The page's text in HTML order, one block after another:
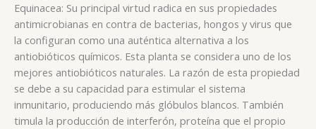
Equinacea: Su principal virtud radica en sus propiedades
antimicrobianas en contra de bacterias, hongos y virus que
la configuran como una auténtica alternativa a los
antiobióticos químicos. Esta planta se considera uno de los
mejores antiobióticos naturales. La razón de esta propiedad
se debe a su capacidad para estimular el sistema
inmunitario, produciendo más glóbulos blancos. También
timula la producción de interferón, proteína que el propio